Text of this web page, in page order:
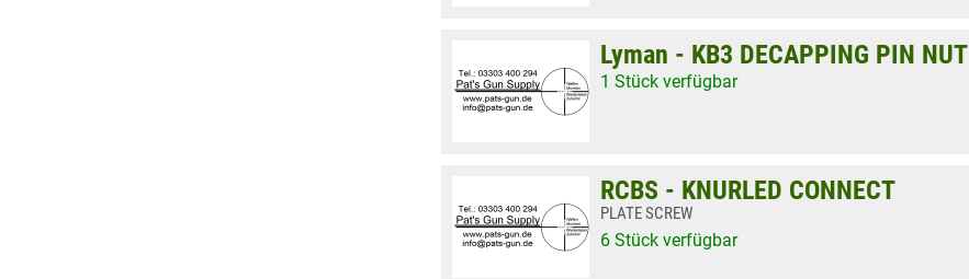
Lyman - KB3 DECAPPING PIN NUT
1 Stück verfügbar
RCBS - KNURLED CONNECT
PLATE SCREW
6 Stück verfügbar